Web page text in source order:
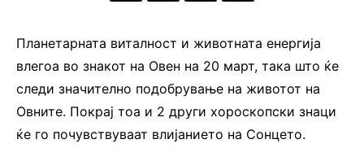
Планетарната виталност и животната енергија
влегоа во знакот на Овен на 20 март, така што ќе
следи значително подобрување на животот на
Овните. Покрај тоа и 2 други хороскопски знаци
ќе го почувствуваат влијанието на Сонцето.